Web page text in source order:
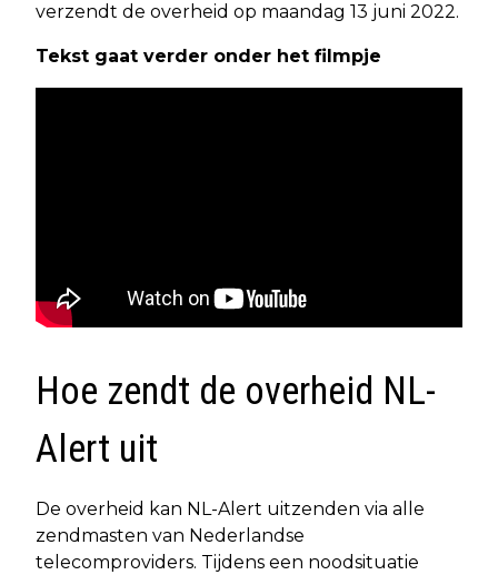
verzendt de overheid op maandag 13 juni 2022.
Tekst gaat verder onder het filmpje
Hoe zendt de overheid NL-
Alert uit
De overheid kan NL-Alert uitzenden via alle
zendmasten van Nederlandse
telecomproviders. Tijdens een noodsituatie